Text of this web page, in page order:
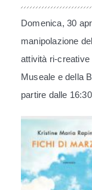
Domenica, 30
manipolazione
attività ri-
Museale e della
partire dalle